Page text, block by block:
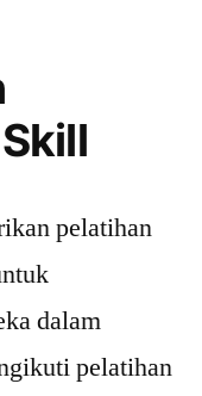
pelatihan
dalam
pelatihan